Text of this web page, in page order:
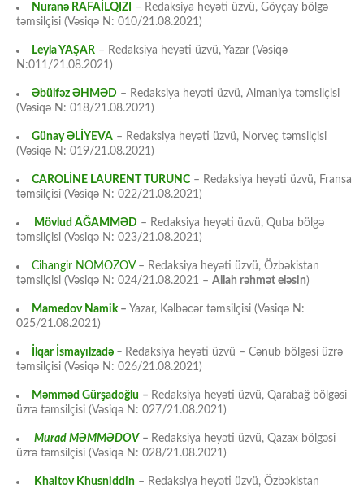
Nuranə RAFAİLQIZI
– Redaksiya heyəti üzvü, Göyçay bölgə
təmsilçisi (Vəsiqə N: 010/21.08.2021)
Leyla YAŞAR – Redaksiya heyəti üzvü, Yazar (Vəsiqə
N:011/21.08.2021)
Əbülfəz ƏHMƏD – Redaksiya heyəti üzvü, Almaniya təmsilçisi
(Vəsiqə N: 018/21.08.2021)
Günay ƏLİYEVA – Redaksiya heyəti üzvü, Norveç təmsilçisi
(Vəsiqə N: 019/21.08.2021)
CAROLİNE LAURENT TURUNC – Redaksiya heyəti üzvü, Fransa
təmsilçisi (Vəsiqə N: 022/21.08.2021)
Mövlud AĞAMMƏD – Redaksiya heyəti üzvü, Quba bölgə
təmsilçisi (Vəsiqə N: 023/21.08.2021)
Cihangir NOMOZOV– Redaksiya heyəti üzvü, Özbəkistan
təmsilçisi (Vəsiqə N: 024/21.08.2021 – Allah rəhmət eləsin)
Mamedov Namik– Yazar, Kəlbəcər təmsilçisi (Vəsiqə N:
025/21.08.2021)
İlqar İsmayılzadə – Redaksiya heyəti üzvü – Cənub bölgəsi üzrə
təmsilçisi (Vəsiqə N: 026/21.08.2021)
Məmməd Gürşadoğlu – Redaksiya heyəti üzvü, Qarabağ bölgəsi
üzrə təmsilçisi (Vəsiqə N: 027/21.08.2021)
Murad MƏMMƏDOV – Redaksiya heyəti üzvü, Qazax bölgəsi
üzrə təmsilçisi (Vəsiqə N: 028/21.08.2021)
Khaitov Khusniddin – Redaksiya heyəti üzvü, Özbəkistan